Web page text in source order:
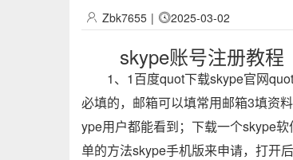
Zbk7655 | 2025-03-02
skype账号注册教程
1、1百度quot下载skype官网
必填的，邮箱可以填常用邮箱3填资
ype用户都能看到；下载一个skype
单的方法skype手机版来申请，打开